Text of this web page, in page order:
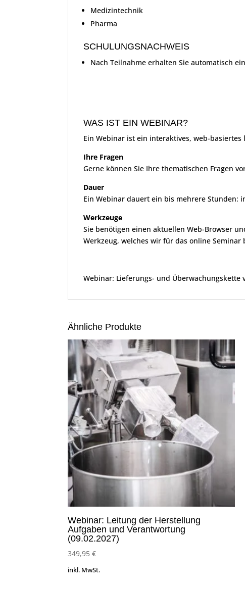
Medizintechnik
Pharma
SCHULUNGSNACHWEIS
Nach Teilnahme erhalten Sie automatisch
WAS IST EIN WEBINAR?
Ein Webinar ist ein interaktives, web-
Ihre Fragen
Gerne können Sie Ihre thematischen Fragen
Dauer
Ein Webinar dauert ein bis mehrere Stunden:
Werkzeuge
Sie benötigen einen aktuellen Web-Browser
Werkzeug, welches wir für das online Seminar
Webinar: Lieferungs- und Überwachungskette
Ähnliche Produkte
Webinar: Leitung der Herstellung
Aufgaben und Verantwortung
(09.02.2027)
349,95€
inkl. MwSt.